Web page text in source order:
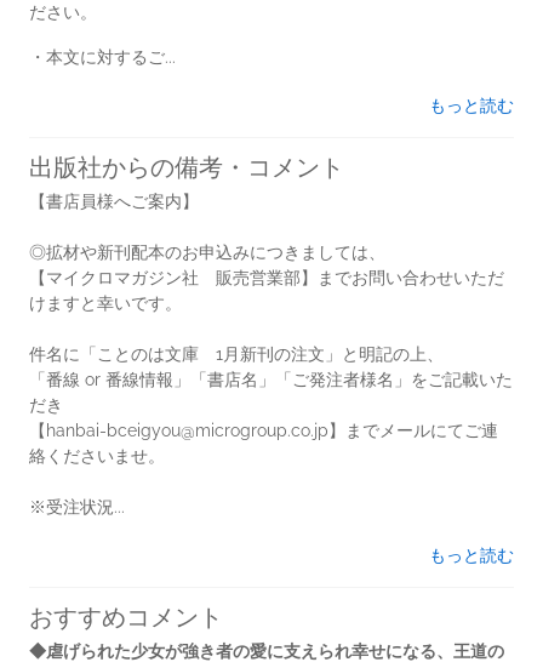
ださい。
・本文に対するご...
もっと読む
出版社からの備考・コメント
【書店員様へご案内】
◎拡材や新刊配本のお申込みにつきましては、
【マイクロマガジン社 販売営業部】までお問い合わせいただ
けますと幸いです。
件名に「ことのは文庫 1月新刊の注文」と明記の上、
「番線 or 番線情報」「書店名」「ご発注者様名」をご記載いた
だき
【hanbai-bceigyou@microgroup.co.jp】までメールにてご連
絡くださいませ。
※受注状況...
もっと読む
おすすめコメント
◆虐げられた少女が強き者の愛に支えられ幸せになる、王道の